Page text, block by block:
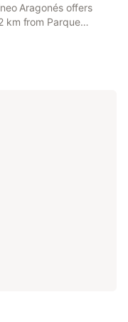
Aragonés offers
km from Parque
access to a balcony